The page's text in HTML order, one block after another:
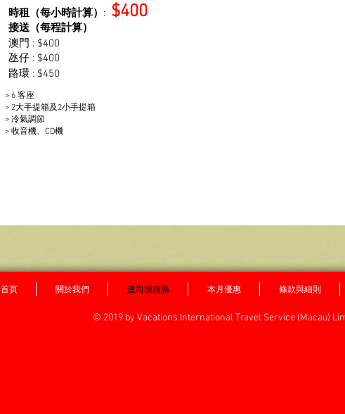
時租（每小時計算） : $400
接送（每程計算）
澳門 : $400
氹仔 : $400
路環 : $450
> 6 客座
> 2大手提箱及2小手提箱
> 冷氣調節
> 收音機、CD機
首頁 關於我們 連司機服務 本月優惠 條款與細則
© 2019 by Vacations International Travel Service (Macau)